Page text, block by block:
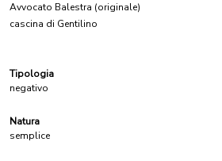
Avvocato Balestra (originale)
cascina di Gentilino
Tipologia
negativo
Natura
semplice